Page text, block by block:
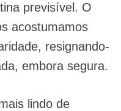
previsível. O
acostumamos
resignando-
embora segura.
lindo de